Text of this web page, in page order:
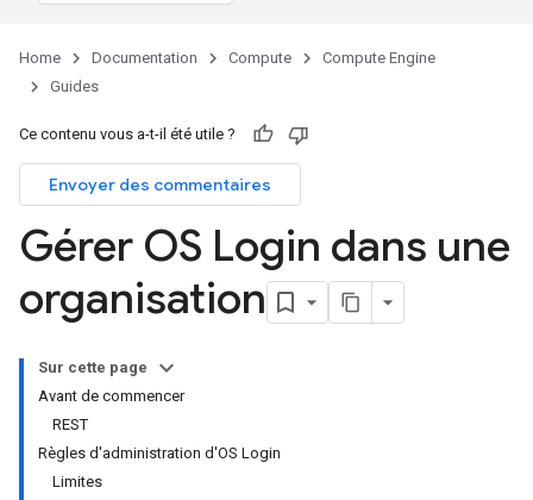
Home Documentation Compute
Compute Engine
Guides
Ce contenu vous a-t-il été utile ?
Envoyer des commentaires
Gérer OS Login dans une
organisation
Sur cette page
Avant de commencer
REST
Règles d'administration d'OS Login
Limites